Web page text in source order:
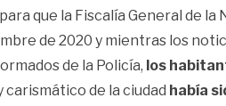
que la Fiscalía General de
de 2020 y mientras los
de la Policía, los
carismático de la ciudad había